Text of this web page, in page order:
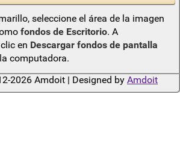
seleccione el área de la imagen
fondos de Escritorio. A
en Descargar fondos de pantalla
computadora.
2026 Amdoit | Designed by Amdoit